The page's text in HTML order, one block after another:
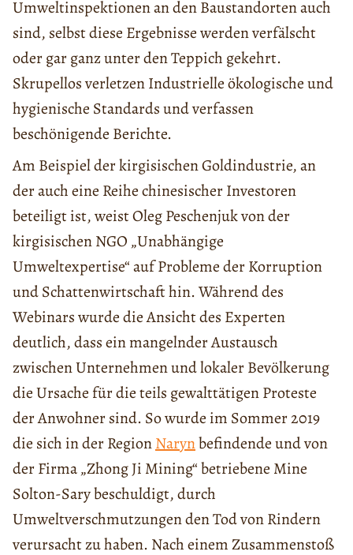
Umweltinspektionen an den Baustandorten auch
sind, selbst diese Ergebnisse werden verfälscht
oder gar ganz unter den Teppich gekehrt.
Skrupellos verletzen Industrielle ökologische und
hygienische Standards und verfassen
beschönigende Berichte.
Am Beispiel der kirgisischen Goldindustrie, an
der auch eine Reihe chinesischer Investoren
beteiligt ist, weist Oleg Peschenjuk von der
kirgisischen NGO „Unabhängige
Umweltexpertise“ auf Probleme der Korruption
und Schattenwirtschaft hin. Während des
Webinars wurde die Ansicht des Experten
deutlich, dass ein mangelnder Austausch
zwischen Unternehmen und lokaler Bevölkerung
die Ursache für die teils gewalttätigen Proteste
der Anwohner sind. So wurde im Sommer 2019
die sich in der RegionNarynbefindende und von
der Firma „Zhong Ji Mining“ betriebene Mine
Solton-Sary beschuldigt, durch
Umweltverschmutzungen den Tod von Rindern
verursacht zu haben. Nach einem Zusammenstoß